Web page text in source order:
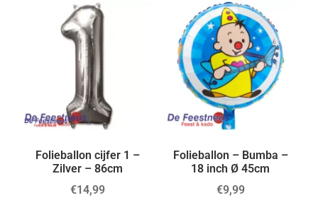
Folieballon cijfer 1 –
Zilver – 86cm
€14,99
Folieballon – Bumba –
18 inch Ø 45cm
€9,99